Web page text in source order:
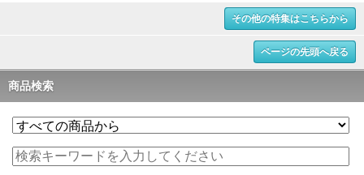
その他の特集はこちらから
ページの先頭へ戻る
商品検索